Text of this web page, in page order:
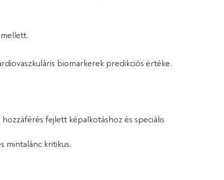
biomarkerek predikciós értéke.
fejlett képalkotáshoz és speciális
mintalánc kritikus.